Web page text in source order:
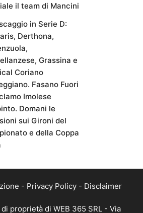
il team di Mancini
in Serie D:
Derthona,
Grassina e
Coriano
Fasano Fuori
Imolese
Domani le
sui Gironi del
e della Coppa
- Privacy Policy - Disclaimer
proprietà di WEB 365 SRL - Via